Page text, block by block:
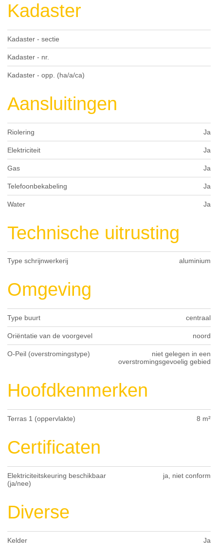
Kadaster
Kadaster - sectie
Kadaster - nr.
Kadaster - opp. (ha/a/ca)
Aansluitingen
Riolering Ja
Elektriciteit Ja
Gas Ja
Telefoonbekabeling Ja
Water Ja
Technische uitrusting
Type schrijnwerkerij aluminium
Omgeving
Type buurt centraal
Oriëntatie van de voorgevel noord
O-Peil (overstromingstype)
niet gelegen in een
overstromingsgevoelig gebied
Hoofdkenmerken
Terras 1 (oppervlakte) 8 m²
Certificaten
Elektriciteitskeuring beschikbaar
(ja/nee)
ja, niet conform
Diverse
Kelder Ja